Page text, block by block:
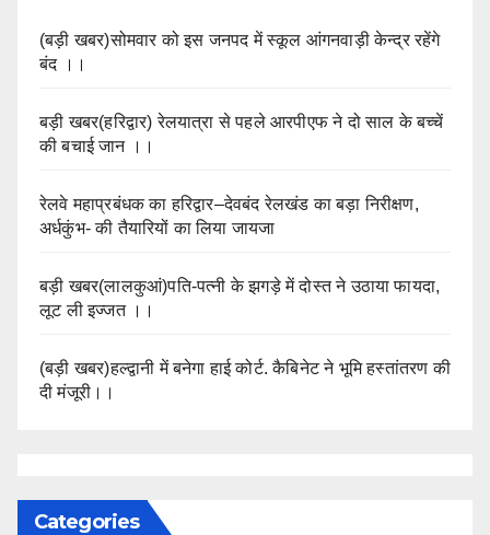
(बड़ी खबर)सोमवार को इस जनपद में स्कूल आंगनवाड़ी केन्द्र रहेंगे
बंद ।।
बड़ी खबर(हरिद्वार) रेलयात्रा से पहले आरपीएफ ने दो साल के बच्चें
की बचाई जान ।।
रेलवे महाप्रबंधक का हरिद्वार–देवबंद रेलखंड का बड़ा निरीक्षण,
अर्धकुंभ- की तैयारियों का लिया जायजा
बड़ी खबर(लालकुआं)पति-पत्नी के झगड़े में दोस्त ने उठाया फायदा,
लूट ली इज्जत ।।
(बड़ी खबर)हल्द्वानी में बनेगा हाई कोर्ट. कैबिनेट ने भूमि हस्तांतरण की
दी मंजूरी।।
Categories